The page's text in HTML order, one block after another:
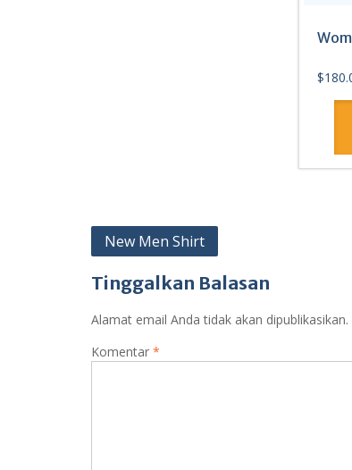
$
Navigasi
New Men Shirt
Tinggalkan Balasan
Alamat email Anda tidak akan dipublikasikan.
Komentar *